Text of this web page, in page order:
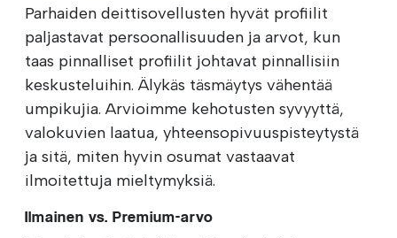
Parhaiden deittisovellusten hyvät profiilit
paljastavat persoonallisuuden ja arvot, kun
taas pinnalliset profiilit johtavat pinnallisiin
keskusteluihin. Älykäs täsmäytys vähentää
umpikujia. Arvioimme kehotusten syvyyttä,
valokuvien laatua, yhteensopivuuspisteytystä
ja sitä, miten hyvin osumat vastaavat
ilmoitettuja mieltymyksiä.
Ilmainen vs. Premium-arvo